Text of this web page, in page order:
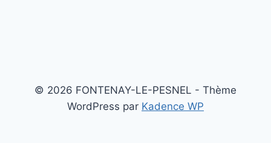
© 2026 FONTENAY-LE-PESNEL - Thème
WordPress par Kadence WP